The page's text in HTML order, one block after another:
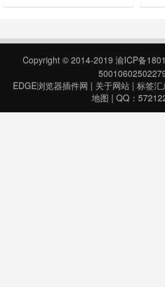
标、贴标签、写备注 - 展示最新
区、中科院分区及文……
在谷
出版
Copyright © 2014-2019 渝ICP备
EDGE浏览器插件网 | 关于网站| 标签汇
地图 | QQ：